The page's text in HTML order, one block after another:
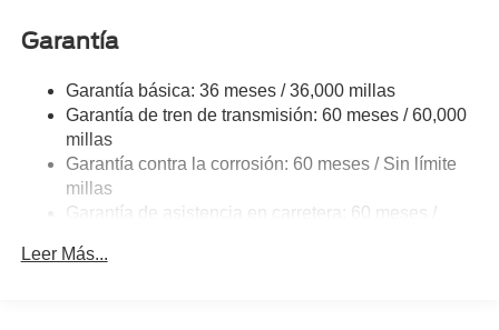
Garantía
Garantía básica: 36 meses / 36,000 millas
Garantía de tren de transmisión: 60 meses / 60,000
millas
Garantía contra la corrosión: 60 meses / Sin límite
millas
Garantía de asistencia en carretera: 60 meses /
Leer Más...